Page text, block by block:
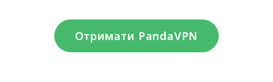
Отримати PandaVPN